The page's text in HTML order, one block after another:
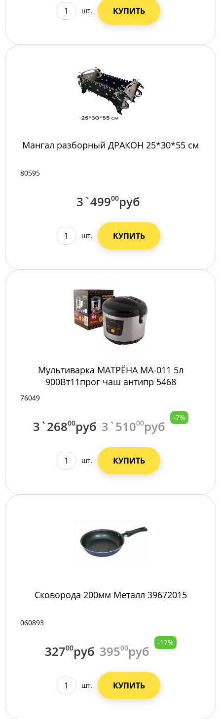
шт. КУПИТЬ
Мангал разборный ДРАКОН 25*30*55 см
80595
3`49900руб
шт. КУПИТЬ
Мультиварка МАТРЁНА MA-011 5л
900Вт11прог чаш антипр 5468
76049
3`26800руб 3`51000руб
-7%
шт. КУПИТЬ
Сковорода 200мм Металл 39672015
060893
32700руб 39500руб
-17%
шт. КУПИТЬ